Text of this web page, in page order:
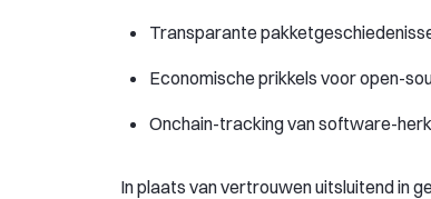
Transparante
Economische prikkels voor open-
Onchain-tracking van software-
In plaats van vertrouwen uitsluitend in